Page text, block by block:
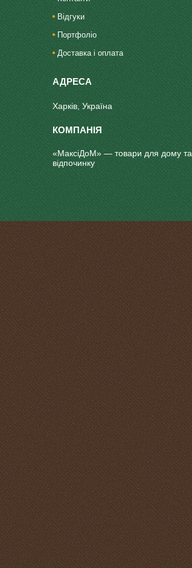
Відгуки
Портфоліо
Доставка і оплата
Харків, Україна
«МаксіДоМ» — товари для дому та
відпочинку